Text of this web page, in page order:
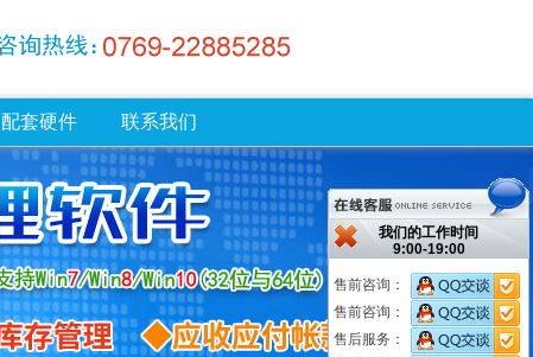
配套硬件 联系我们
我们的工作时间
9:00-19:00
售前咨询：
售前咨询：
售后服务：